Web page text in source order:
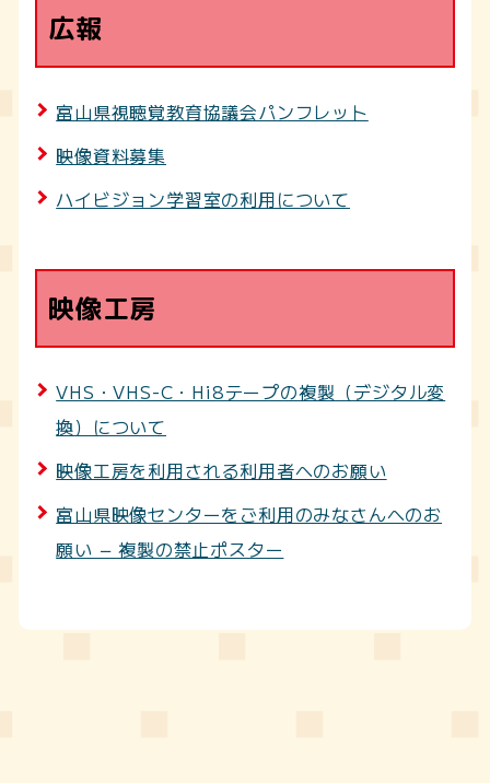
広報
富山県視聴覚教育協議会パンフレット
映像資料募集
ハイビジョン学習室の利用について
映像工房
VHS・VHS-C・Hi8テープの複製（デジタル変
換）について
映像工房を利用される利用者へのお願い
富山県映像センターをご利用のみなさんへのお
願い − 複製の禁止ポスター